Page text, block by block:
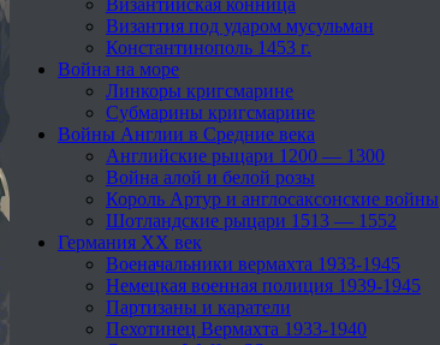
Византийская конница
Византия под ударом мусульман
Константинополь 1453 г.
Война на море
Линкоры кригсмарине
Субмарины кригсмарине
Войны Англии в Средние века
Английские рыцари 1200 — 1300
Война алой и белой розы
Король Артур и англосаксонские войны
Шотландские рыцари 1513 — 1552
Германия XX век
Военачальники вермахта 1933-1945
Немецкая военная полиция 1939-1945
Партизаны и каратели
Пехотинец Вермахта 1933-1940